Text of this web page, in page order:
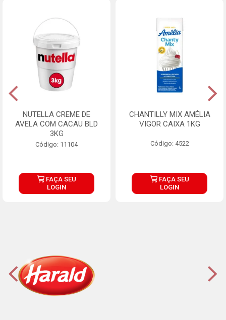
NUTELLA CREME DE
AVELA COM CACAU BLD
3KG
Código: 11104
FAÇA SEU
LOGIN
CHANTILLY MIX AMÉLIA
VIGOR CAIXA 1KG
Código: 4522
FAÇA SEU
LOGIN